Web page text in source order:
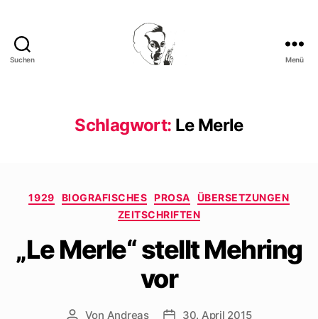
Suchen Menü
Schlagwort: Le Merle
Kategorien
1929 BIOGRAFISCHES PROSA
ÜBERSETZUNGEN
ZEITSCHRIFTEN
„Le Merle“ stellt Mehring
vor
Beitragsautor
Von Andreas Beitragsdatum
30. April 2015